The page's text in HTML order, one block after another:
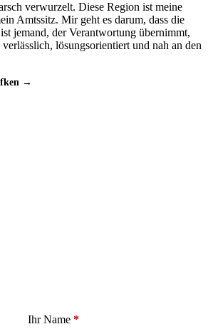
verwurzelt. Diese Region ist meine
Amtssitz. Mir geht es darum, dass die
jemand, der Verantwortung übernimmt,
lösungsorientiert und nah an den
→
Ihr Name *